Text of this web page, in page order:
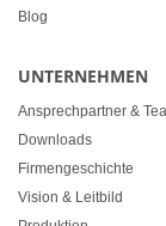
Blog
UNTERNEHMEN
Ansprechpartner &
Downloads
Firmengeschichte
Vision & Leitbild